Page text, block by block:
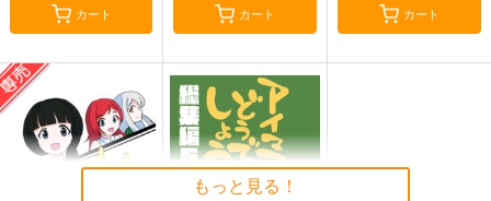
カート カート カート
もっと見る！